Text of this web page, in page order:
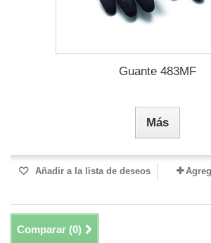
Guante 483MF
Más
Añadir a la lista de deseos
Comparar (0)